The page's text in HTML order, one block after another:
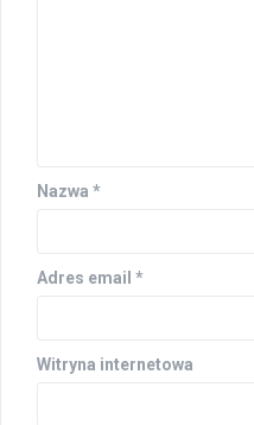
Nazwa *
Adres email *
Witryna internetowa